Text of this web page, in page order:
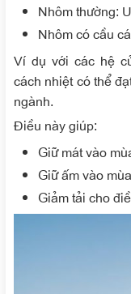
Nhôm thường:
Nhôm có cầu
Ví dụ với các hệ
cách nhiệt có thể
ngành.
Điều này giúp:
Giữ mát vào
Giữ ấm vào
Giảm tải cho